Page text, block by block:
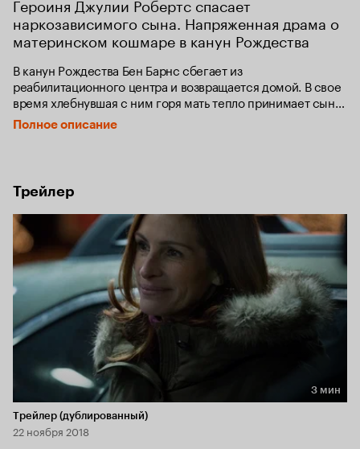
наркозависимого сына. Напряженная драма о
материнском кошмаре в канун Рождества
В канун Рождества Бен Барнс сбегает из
реабилитационного центра и возвращается домой. В свое
время хлебнувшая с ним горя мать тепло принимает сына,
но скоро убеждается, что ничего не изменилось - от парня
по-прежнему нужно ждать беды. У нее есть 24 часа, чтобы
Полное описание
Трейлер
Длительность 3 мин
3 мин
Трейлер (дублированный)
22 ноября 2018